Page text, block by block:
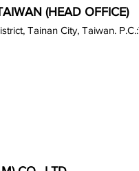
(HEAD OFFICE)
Tainan City, Taiwan.